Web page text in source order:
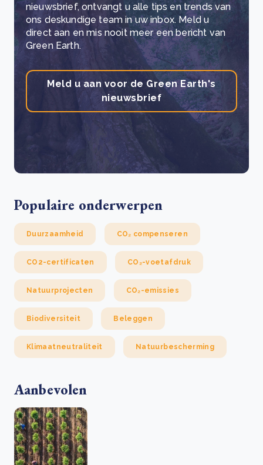
nieuwsbrief, ontvangt u alle tips en trends van
ons deskundige team in uw inbox. Meld u
direct aan en mis nooit meer een bericht van
Green Earth.
Meld u aan voor de Green Earth's
nieuwsbrief
Populaire onderwerpen
Duurzaamheid CO₂ compenseren
CO2-certificaten CO₂-voetafdruk
Natuurprojecten CO₂-emissies
Biodiversiteit Beleggen
Klimaatneutraliteit Natuurbescherming
Aanbevolen